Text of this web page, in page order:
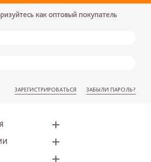
как оптовый покупатель
ЗАБЫЛИ ПАРОЛЬ?
ЗАРЕГИСТРИРОВАТЬСЯ